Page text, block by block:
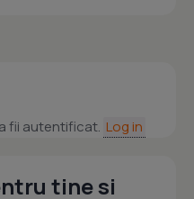
fii autentificat. Log in
tine si